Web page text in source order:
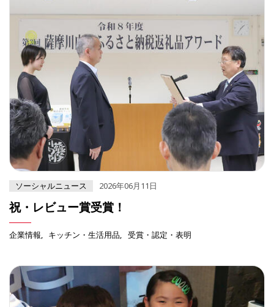
ソーシャルニュース 2026年06月11日
祝・レビュー賞受賞！
企業情報 キッチン・生活用品 受賞・認定・表明